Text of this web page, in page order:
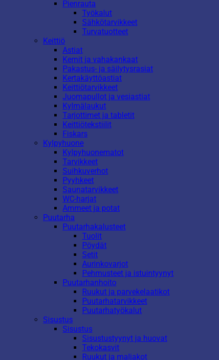
Pienrauta
Työkalut
Sähkötarvikkeet
Turvatuotteet
Keittiö
Astiat
Kernit ja vahakankaat
Pakastus- ja säilytysrasiat
Kertakäyttöastiat
Keittiötarvikkeet
Juomapullot ja vesiastiat
Kylmälaukut
Tarjottimet ja tabletit
Keittiötekstiilit
Fiskars
Kylpyhuone
Kylpyhuonematot
Tarvikkeet
Suihkuverhot
Pyyhkeet
Saunatarvikkeet
WC-harjat
Ammeet ja potat
Puutarha
Puutarhakalusteet
Tuolit
Pöydät
Setit
Aurinkovarjot
Pehmusteet ja istuintyynyt
Puutarhanhoito
Ruukut ja parvekelaatikot
Puutarhatarvikkeet
Puutarhatyökalut
Sisustus
Sisustus
Sisustustyynyt ja huovat
Tekokasvit
Ruukut ja maljakot